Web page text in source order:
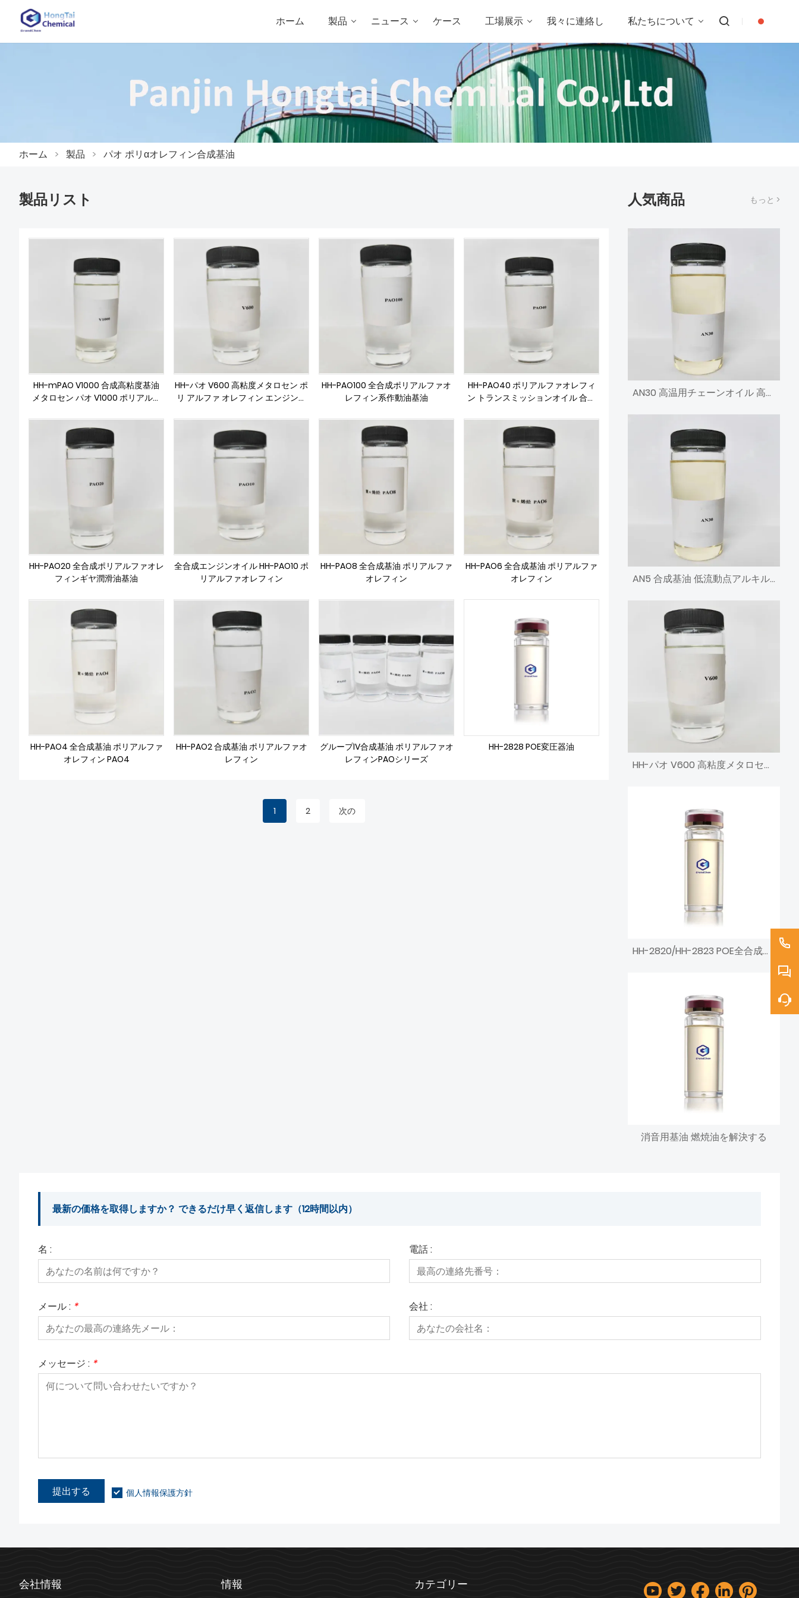
ホーム 製品 ニュース ケース 工場展示 我々に連絡し 私たちについて
ホーム > 製品 > パオ ポリαオレフィン合成基油
製品リスト
HH-mPAO V1000 合成高粘度基油
メタロセン パオ V1000 ポリアルフ
HH-パオ V600 高粘度メタロセン ポ
リ アルファ オレフィン エンジン基
HH-PAO100 全合成ポリアルファオ
レフィン系作動油基油
HH-PAO40 ポリアルファオレフィ
ン トランスミッションオイル 合成
HH-PAO20 全合成ポリアルファオレ
フィンギヤ潤滑油基油
全合成エンジンオイル HH-PAO10 ポ
リアルファオレフィン
HH-PAO8 全合成基油 ポリアルファ
オレフィン
HH-PAO6 全合成基油 ポリアルファ
オレフィン
HH-PAO4 全合成基油 ポリアルファ
オレフィン PAO4
HH-PAO2 合成基油 ポリアルファオ
レフィン
グループIV合成基油 ポリアルファオ
レフィンPAOシリーズ
HH-2828 POE変圧器油
1 2 次の
人気商品 もっと >
AN30 高温用チェーンオイル 高粘度アルキル化ナフタレン
AN5 合成基油 低流動点アルキル化ナフタレン
HH-パオ V600 高粘度メタロセン ポリ アルファ オレフィン エンジン基油
HH-2820/HH-2823 POE全合成エンジンオイル ポリオールエステル基油
消音用基油 燃焼油を解決する
最新の価格を取得しますか？ できるだけ早く返信します（12時間以内）
名 : 電話 :
メール : * 会社 :
メッセージ : *
提出する 個人情報保護方針
会社情報 情報 カテゴリー